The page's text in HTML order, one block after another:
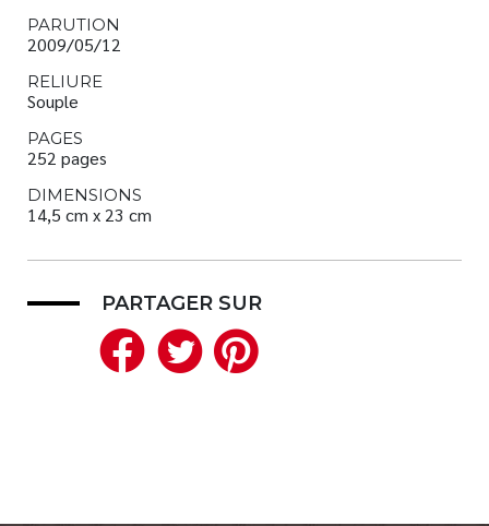
PARUTION
2009/05/12
RELIURE
Souple
PAGES
252 pages
DIMENSIONS
14,5 cm x 23 cm
PARTAGER SUR
Facebook
Twitter